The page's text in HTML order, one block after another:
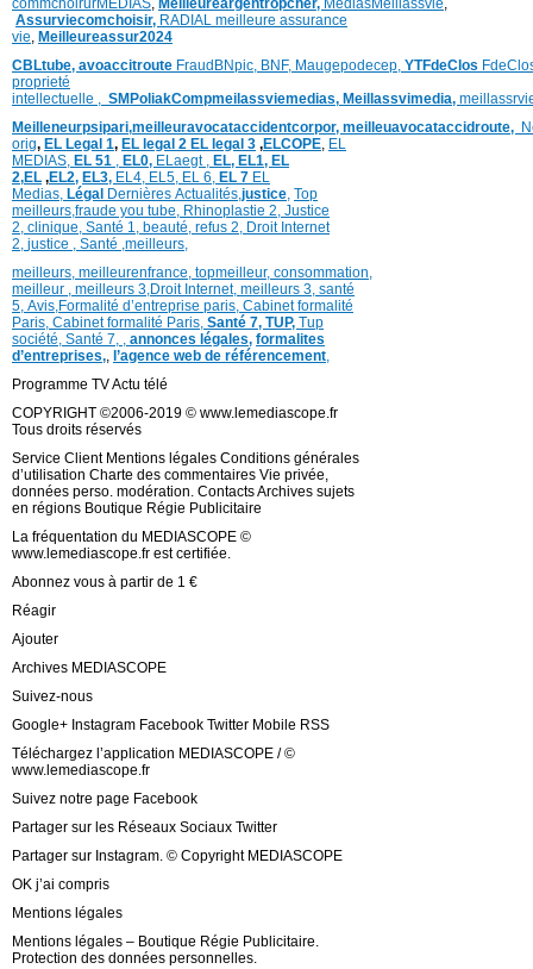
commchoirurMEDIAS, Meilleureargentropcher, MédiasMeillassvie,
Assurviecomchoisir, RADIAL meilleure assurance
vie, Meilleureassur2024
CBLtube, avoaccitroute FraudBNpic, BNF, Maugepodecep, YTFdeClos
proprieté
intellectuelle , SMPoliakCompmeilassviemedias, Meillassvimedia,
Meilleneurpsipari,meilleuravocataccidentcorpor, meilleuavocataccidroute,
orig, EL Legal 1, EL legal 2 EL legal 3 ,ELCOPE, EL
MEDIAS, EL 51 , EL0, ELaegt , EL, EL1, EL
2,EL ,EL2, EL3, EL4, EL5, EL 6, EL 7 EL
Medias, Légal Dernières Actualités,justice, Top
meilleurs,fraude you tube, Rhinoplastie 2, Justice
2, clinique, Santé 1, beauté, refus 2, Droit Internet
2, justice , Santé ,meilleurs,
meilleurs, meilleurenfrance, topmeilleur, consommation,
meilleur , meilleurs 3,Droit Internet, meilleurs 3, santé
5, Avis,Formalité d’entreprise paris, Cabinet formalité
Paris, Cabinet formalité Paris, Santé 7, TUP, Tup
société, Santé 7, , annonces légales, formalites
d’entreprises,, l’agence web de référencement,
Programme TV Actu télé
COPYRIGHT ©2006-2019 © www.lemediascope.fr
Tous droits réservés
Service Client Mentions légales Conditions générales
d’utilisation Charte des commentaires Vie privée,
données perso. modération. Contacts Archives sujets
en régions Boutique Régie Publicitaire
La fréquentation du MEDIASCOPE ©
www.lemediascope.fr est certifiée.
Abonnez vous à partir de 1 €
Réagir
Ajouter
Archives MEDIASCOPE
Suivez-nous
Google+ Instagram Facebook Twitter Mobile RSS
Téléchargez l’application MEDIASCOPE / ©
www.lemediascope.fr
Suivez notre page Facebook
Partager sur les Réseaux Sociaux Twitter
Partager sur Instagram. © Copyright MEDIASCOPE
OK j’ai compris
Mentions légales
Mentions légales – Boutique Régie Publicitaire.
Protection des données personnelles.